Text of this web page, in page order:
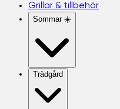
Grillar & tillbehör
Sommar ☀️
Trädgård